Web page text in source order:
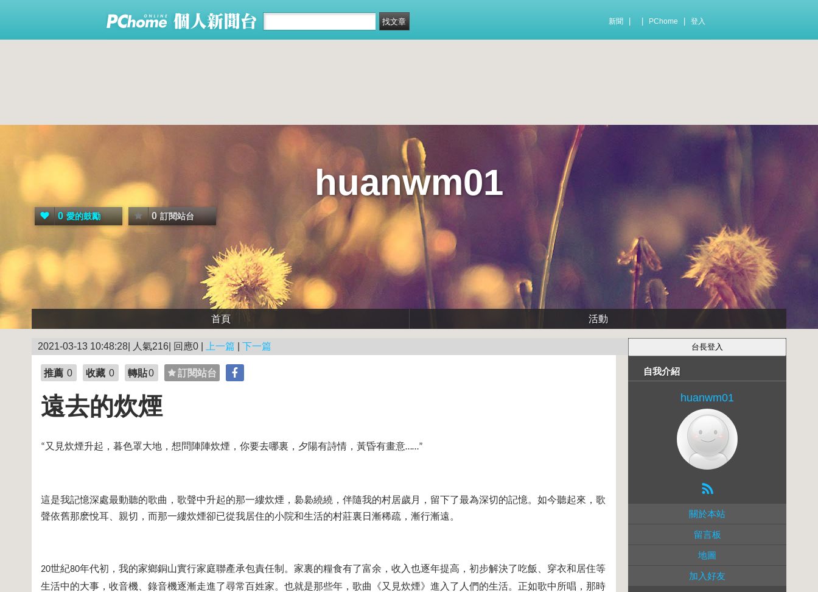
新聞 PChome 登入
huanwm01
0 愛的鼓勵 0 訂閱站台
首頁 活動
2021-03-13 10:48:28| 人氣216| 回應0 | 上一篇 下一篇
推薦 0 收藏 0 轉貼0 訂閱站台
遠去的炊煙
“又見炊煙升起，暮色罩大地，想問陣陣炊煙，你要去哪裏，夕陽有詩情，黃昏有畫意……”
這是我記憶深處最動聽的歌曲，歌聲中升起的那一縷炊煙，裊裊繞繞，伴隨我的村居歲月，留下了最為深切的記憶。如今聽起來，歌
聲依舊那麽悅耳、親切，而那一縷炊煙卻已從我居住的小院和生活的村莊裏日漸稀疏，漸行漸遠。
20世紀80年代初，我的家鄉銅山實行家庭聯產承包責任制。家裏的糧食有了富余，收入也逐年提高，初步解決了吃飯、穿衣和居住等
生活中的大事，收音機、錄音機逐漸走進了尋常百姓家。也就是那些年，歌曲《又見炊煙》進入了人們的生活。正如歌中所唱，那時
自我介紹
huanwm01
關於本站
留言板
地圖
加入好友